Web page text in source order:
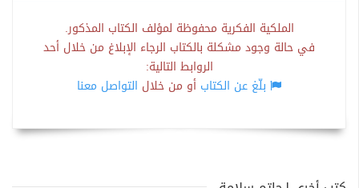
الملكية الفكرية محفوظة لمؤلف الكتاب المذكور.
في حالة وجود مشكلة بالكتاب الرجاء الإبلاغ من خلال أحد
الروابط التالية:
بلّغ عن الكتاب أو من خلال التواصل معنا